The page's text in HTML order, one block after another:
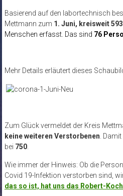
Basierend auf den labortechnisch
Mettmann zum 1. Juni, kreisweit 593
Menschen erfasst. Das sind 76
Mehr Details erläutert dieses
Zum Glück vermeldet der Kreis
keine weiteren Verstorbenen .
bei 750.
Wie immer der Hinweis: Ob die
Covid 19-Infektion verstorben sind,
das so ist, hat uns das Robert-